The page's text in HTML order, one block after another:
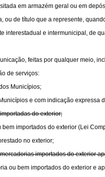
em armazém geral ou em
ou de título que a represente,
interestadual e intermunicipal, de
feitas por qualquer meio,
de serviços:
Municípios;
e com indicação
do exterior;
importados do exterior (Lei
no exterior;
importados do exterior
ou bem importados do exterior e